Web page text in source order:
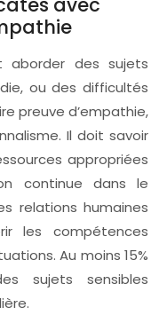
aborder des sujets
ou des difficultés
preuve d’empathie,
Il doit savoir
appropriées
continue dans le
relations humaines
les compétences
Au moins 15%
sujets sensibles